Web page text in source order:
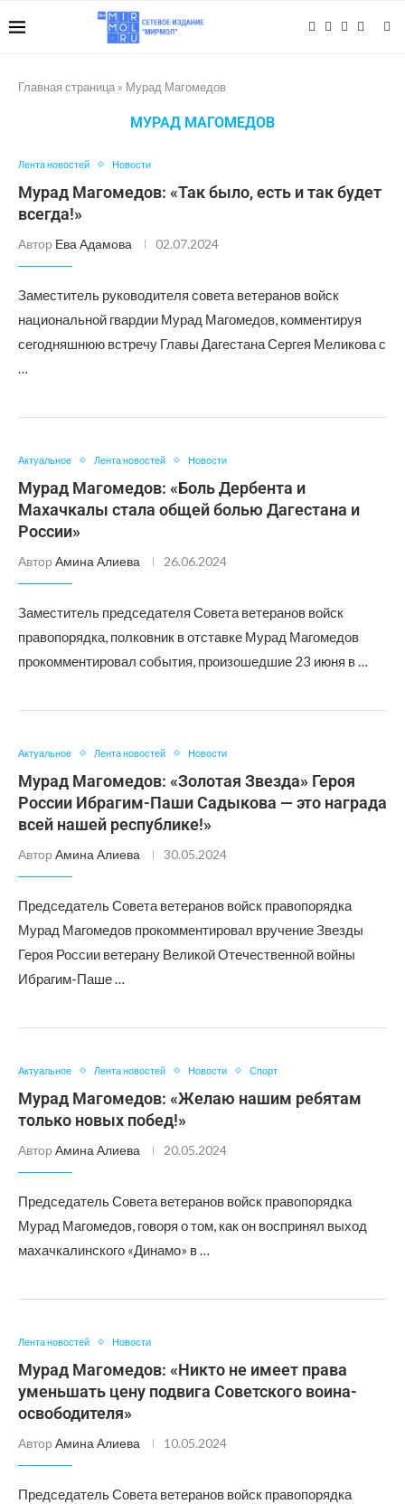
Главная страница » Мурад Магомедов
МУРАД МАГОМЕДОВ
Лента новостей Новости
Мурад Магомедов: «Так было, есть и так будет
всегда!»
Автор Ева Адамова 02.07.2024
Заместитель руководителя совета ветеранов войск
национальной гвардии Мурад Магомедов, комментируя
сегодняшнюю встречу Главы Дагестана Сергея Меликова с
…
Актуальное Лента новостей Новости
Мурад Магомедов: «Боль Дербента и
Махачкалы стала общей болью Дагестана и
России»
Автор Амина Алиева 26.06.2024
Заместитель председателя Совета ветеранов войск
правопорядка, полковник в отставке Мурад Магомедов
прокомментировал события, произошедшие 23 июня в …
Актуальное Лента новостей Новости
Мурад Магомедов: «Золотая Звезда» Героя
России Ибрагим-Паши Садыкова — это награда
всей нашей республике!»
Автор Амина Алиева 30.05.2024
Председатель Совета ветеранов войск правопорядка
Мурад Магомедов прокомментировал вручение Звезды
Героя России ветерану Великой Отечественной войны
Ибрагим-Паше …
Актуальное Лента новостей Новости Спорт
Мурад Магомедов: «Желаю нашим ребятам
только новых побед!»
Автор Амина Алиева 20.05.2024
Председатель Совета ветеранов войск правопорядка
Мурад Магомедов, говоря о том, как он воспринял выход
махачкалинского «Динамо» в …
Лента новостей Новости
Мурад Магомедов: «Никто не имеет права
уменьшать цену подвига Советского воина-
освободителя»
Автор Амина Алиева 10.05.2024
Председатель Совета ветеранов войск правопорядка